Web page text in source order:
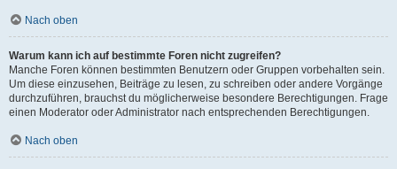
Nach oben
Warum kann ich auf bestimmte Foren nicht zugreifen?
Manche Foren können bestimmten Benutzern oder Gruppen vorbehalten sein.
Um diese einzusehen, Beiträge zu lesen, zu schreiben oder andere Vorgänge
durchzuführen, brauchst du möglicherweise besondere Berechtigungen. Frage
einen Moderator oder Administrator nach entsprechenden Berechtigungen.
Nach oben